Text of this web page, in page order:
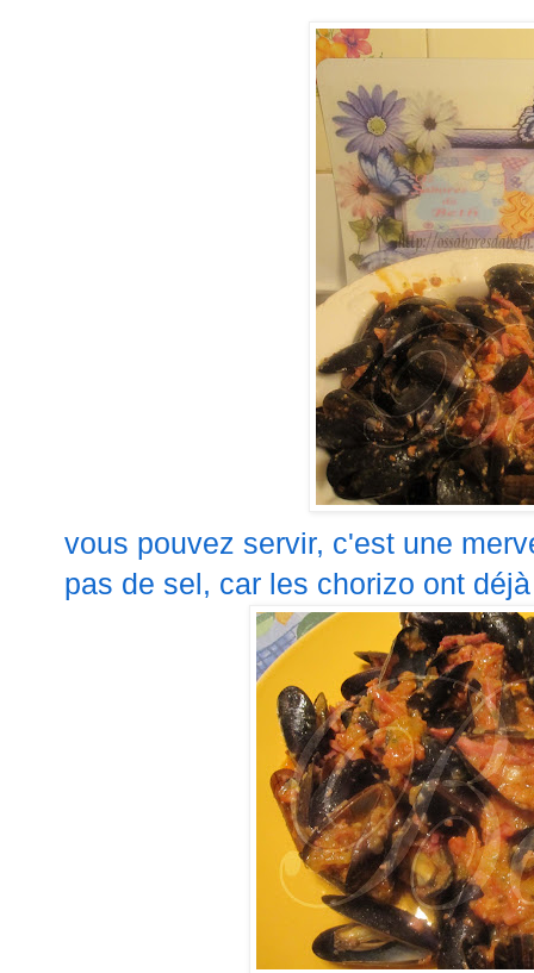
vous pouvez servir, c'est une
pas de sel, car les chorizo ont